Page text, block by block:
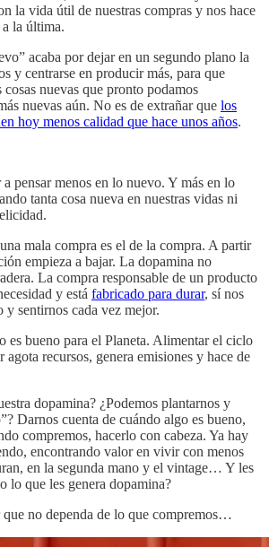
la vida útil de nuestras compras y nos hace
la última.
acaba por dejar en un segundo plano la
y centrarse en producir más, para que
nuevas que pronto podamos
nuevas aún. No es de extrañar que los
hoy menos calidad que hace unos años.
a pensar menos en lo nuevo. Y más en lo
tanta cosa nueva en nuestras vidas ni
mala compra es el de la compra. A partir
empieza a bajar. La dopamina no
La compra responsable de un producto
y está fabricado para durar, sí nos
y sentirnos cada vez mejor.
es bueno para el Planeta. Alimentar el ciclo
recursos, genera emisiones y hace de
dopamina? ¿Podemos plantarnos y
Darnos cuenta de cuándo algo es bueno,
compremos, hacerlo con cabeza. Ya hay
encontrando valor en vivir con menos
en la segunda mano y el vintage… Y les
lo que les genera dopamina?
no dependa de lo que compremos…